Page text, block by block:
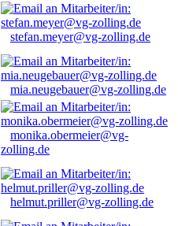
stefan.meyer@vg-zolling.de
mia.neugebauer@vg-zolling.de
monika.obermeier@vg-
zolling.de
helmut.priller@vg-zolling.de